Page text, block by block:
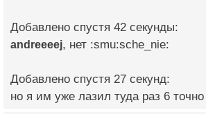
Добавлено спустя 42 секунды:
andreeeej, нет :smu:sche_nie:
Добавлено спустя 27 секунд:
но я им уже лазил туда раз 6